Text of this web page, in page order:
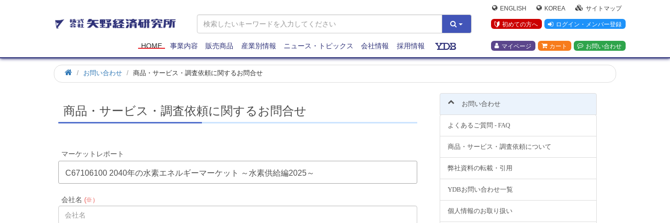
矢
野
研
究
所
ENGLISH KOREA サイトマップ
初めての方へ ログイン・メンバー登録
マイページ カート お問い合わせ
HOME 事業内容 販売商品 産業別情報 ニュース・トピックス 会社情報 採用情報
お問い合わせ 商品・サービス・調査依頼に関するお問合せ
商品・サービス・調査依頼に関するお問合せ
マーケットレポート
C67106100 2040年の水素エネルギーマーケット ～水素供給編2025～
会社名 (※）
お問い合わせ
よくあるご質問 - FAQ
商品・サービス・調査依頼について
弊社資料の転載・引用
YDBお問い合わせ一覧
個人情報のお取り扱い